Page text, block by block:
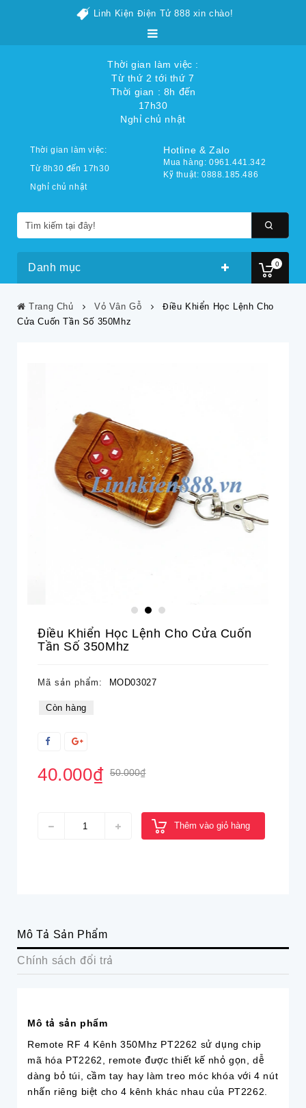
Linh Kiện Điện Tử 888 xin chào!
Thời gian làm việc :
Từ thứ 2 tới thứ 7
Thời gian : 8h đến
17h30
Nghỉ chủ nhật
0
Thời gian làm việc:
Từ 8h30 đến 17h30
Nghỉ chủ nhật
Hotline & Zalo
Mua hàng: 0961.441.342
Kỹ thuật: 0888.185.486
Danh mục
Trang Chủ Vỏ Vân Gỗ
Điều Khiển Học Lệnh Cho
Cửa Cuốn Tần Số 350Mhz
Điều Khiển Học Lệnh Cho Cửa Cuốn
Tần Số 350Mhz
Mã sản phẩm: MOD03027
Còn hàng
40.000₫ 50.000₫
Thêm vào giỏ hàng
Mô Tả Sản Phẩm
Chính sách đổi trả
Mô tả sản phẩm
Remote RF 4 Kênh 350Mhz PT2262 sử dụng chip
mã hóa PT2262, remote được thiết kế nhỏ gọn, dễ
dàng bỏ túi, cầm tay hay làm treo móc khóa với 4 nút
nhấn riêng biệt cho 4 kênh khác nhau của PT2262.